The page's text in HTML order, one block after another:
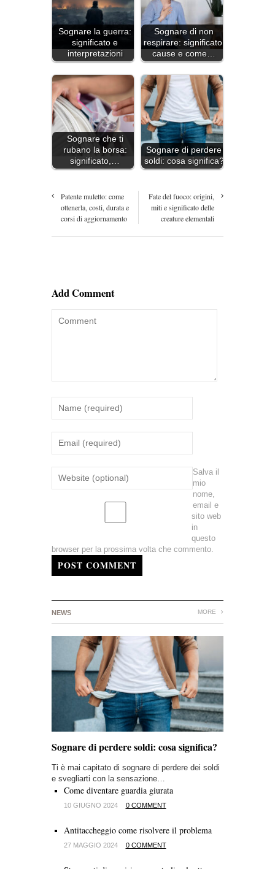
Sognare la guerra:
significato e
interpretazioni
Sognare di non
respirare: significato,
cause e come…
Sognare che ti
rubano la borsa:
significato,…
Sognare di perdere
soldi: cosa significa?
Patente muletto: come
ottenerla, costi, durata e
corsi di aggiornamento
Fate del fuoco: origini,
miti e significato delle
creature elementali
Add Comment
Salva il
mio
nome,
email e
sito web
in
questo
browser per la prossima volta che commento.
POST COMMENT
NEWS MORE
Sognare di perdere soldi: cosa significa?
Ti è mai capitato di sognare di perdere dei soldi
e svegliarti con la sensazione…
Come diventare guardia giurata
10 GIUGNO 2024 0 COMMENT
Antitaccheggio come risolvere il problema
27 MAGGIO 2024 0 COMMENT